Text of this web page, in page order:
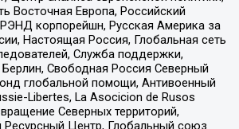
Восточная Европа, Российский
корпорейшн, Русская Америка за
Настоящая Россия, Глобальная сеть
Служба поддержки,
Свободная Россия Северный
глобальной помощи, Антивоенный
Libertes, La Asocicion de Rusos
Северных территорий,
Ресурсный Центр, Глобальный союз